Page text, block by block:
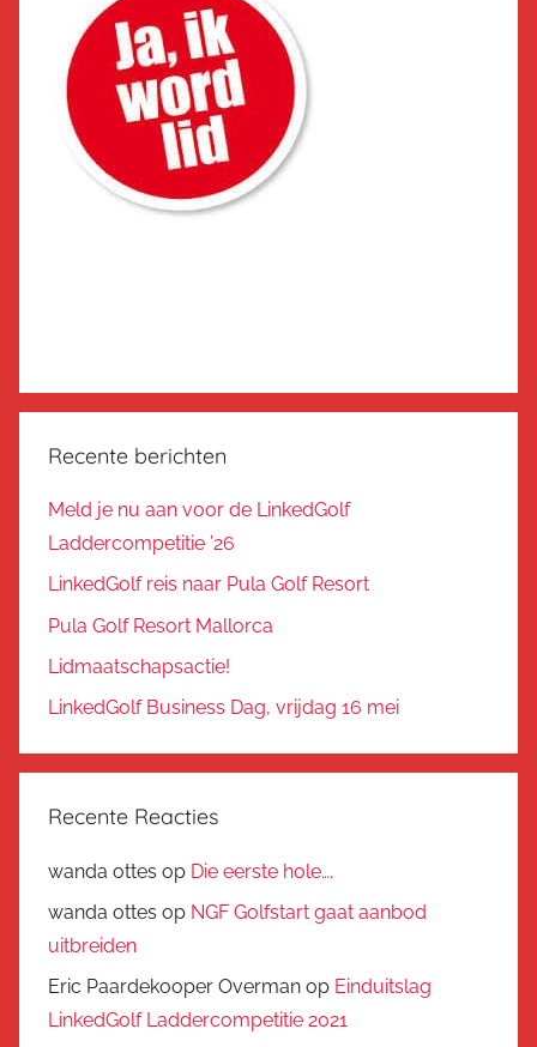
Recente berichten
Meld je nu aan voor de LinkedGolf
Laddercompetitie ’26
LinkedGolf reis naar Pula Golf Resort
Pula Golf Resort Mallorca
Lidmaatschapsactie!
LinkedGolf Business Dag, vrijdag 16 mei
Recente Reacties
wanda ottes op Die eerste hole….
wanda ottes op NGF Golfstart gaat aanbod
uitbreiden
Eric Paardekooper Overman op Einduitslag
LinkedGolf Laddercompetitie 2021